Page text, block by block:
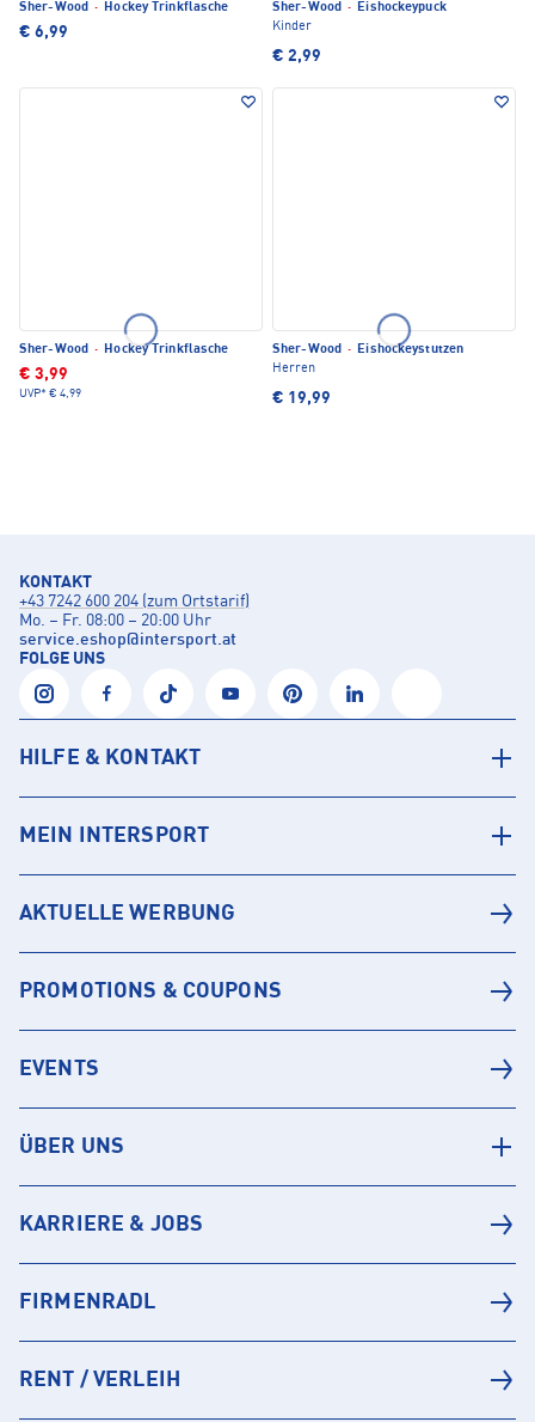
Sher-Wood · Hockey Trinkflasche
€ 6,99
Sher-Wood · Eishockeypuck
Kinder
€ 2,99
Sher-Wood · Hockey Trinkflasche
€ 3,99
UVP* € 4,99
Sher-Wood · Eishockeystutzen
Herren
€ 19,99
KONTAKT
+43 7242 600 204 (zum Ortstarif)
Mo. – Fr. 08:00 – 20:00 Uhr
service.eshop@intersport.at
FOLGE UNS
HILFE & KONTAKT
MEIN INTERSPORT
AKTUELLE WERBUNG
PROMOTIONS & COUPONS
EVENTS
ÜBER UNS
KARRIERE & JOBS
FIRMENRADL
RENT / VERLEIH